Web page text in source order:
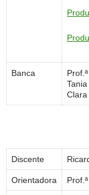
Banca
Discente
Orientadora